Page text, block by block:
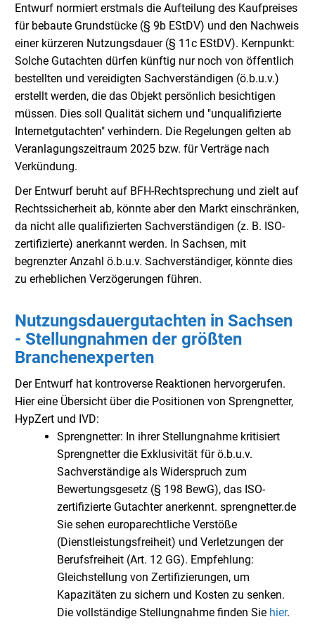
Entwurf normiert erstmals die Aufteilung des Kaufpreises
für bebaute Grundstücke (§ 9b EStDV) und den Nachweis
einer kürzeren Nutzungsdauer (§ 11c EStDV). Kernpunkt:
Solche Gutachten dürfen künftig nur noch von öffentlich
bestellten und vereidigten Sachverständigen (ö.b.u.v.)
erstellt werden, die das Objekt persönlich besichtigen
müssen. Dies soll Qualität sichern und "unqualifizierte
Internetgutachten" verhindern. Die Regelungen gelten ab
Veranlagungszeitraum 2025 bzw. für Verträge nach
Verkündung.
Der Entwurf beruht auf BFH-Rechtsprechung und zielt auf
Rechtssicherheit ab, könnte aber den Markt einschränken,
da nicht alle qualifizierten Sachverständigen (z. B. ISO-
zertifizierte) anerkannt werden. In Sachsen, mit
begrenzter Anzahl ö.b.u.v. Sachverständiger, könnte dies
zu erheblichen Verzögerungen führen.
Nutzungsdauergutachten in Sachsen
- Stellungnahmen der größten
Branchenexperten
Der Entwurf hat kontroverse Reaktionen hervorgerufen.
Hier eine Übersicht über die Positionen von Sprengnetter,
HypZert und IVD:
Sprengnetter: In ihrer Stellungnahme kritisiert
Sprengnetter die Exklusivität für ö.b.u.v.
Sachverständige als Widerspruch zum
Bewertungsgesetz (§ 198 BewG), das ISO-
zertifizierte Gutachter anerkennt. sprengnetter.de
Sie sehen europarechtliche Verstöße
(Dienstleistungsfreiheit) und Verletzungen der
Berufsfreiheit (Art. 12 GG). Empfehlung:
Gleichstellung von Zertifizierungen, um
Kapazitäten zu sichern und Kosten zu senken.
Die vollständige Stellungnahme finden Sie hier.